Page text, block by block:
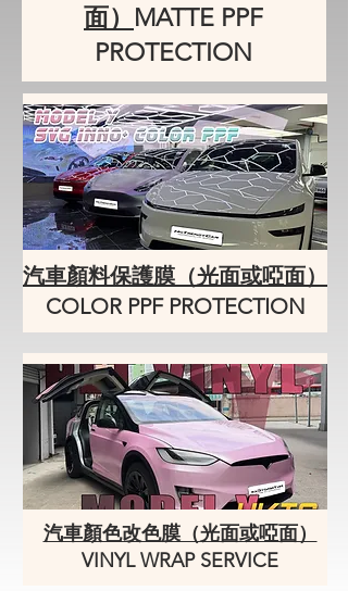
面）
MATTE PPF
PROTECTION
汽車顏料保護膜（光面或啞面）
COLOR PPF PROTECTION
汽車顏色改色膜（光面或啞面）
VINYL WRAP SERVICE​